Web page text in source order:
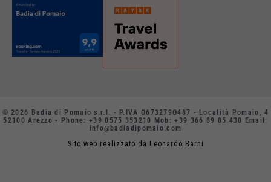
© 2026 Badia di Pomaio s.r.l. - P.IVA O673279O487 - Località Pomaio, 4
52100 Arezzo - Phone: +39 0575 353210 Mob: +39 366 89 85 430 Email:
info@badiadipomaio.com
Sito web realizzato da Leonardo Barni